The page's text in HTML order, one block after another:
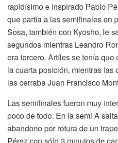
rapidísimo e inspirado Pablo
que partía a las semifinales en
Sosa, también con Kyosho, le
segundos mientras Leandro
era tercero. Artíles se tenía que
la cuarta posición, mientras
las cerraba Juan Francisco
Las semifinales fueron muy
poco de todo. En la semi A
abandono por rotura de un
Pérez con sólo 3 minutos de